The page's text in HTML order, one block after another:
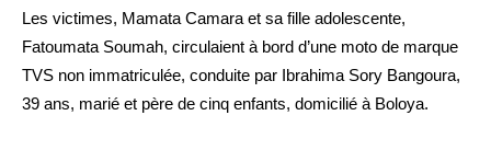
Les victimes, Mamata Camara et sa fille adolescente,
Fatoumata Soumah, circulaient à bord d’une moto de marque
TVS non immatriculée, conduite par Ibrahima Sory Bangoura,
39 ans, marié et père de cinq enfants, domicilié à Boloya.